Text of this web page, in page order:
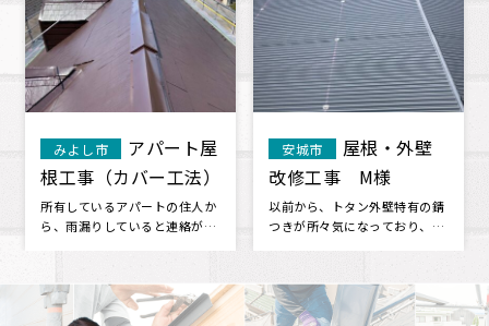
みよし市
屋根葺き替
え Y歯科様
大変お世話になりました。 丁寧
で確実なお仕事ありがとうござ
刈谷市
屋根塗装 K
様
屋根の汚れが気になったので、
点検していただきました。 思っ